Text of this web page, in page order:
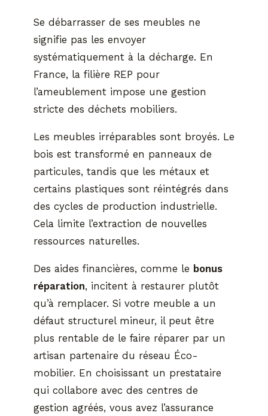
Se débarrasser de ses meubles ne
signifie pas les envoyer
systématiquement à la décharge. En
France, la filière REP pour
l’ameublement impose une gestion
stricte des déchets mobiliers.
Les meubles irréparables sont broyés. Le
bois est transformé en panneaux de
particules, tandis que les métaux et
certains plastiques sont réintégrés dans
des cycles de production industrielle.
Cela limite l’extraction de nouvelles
ressources naturelles.
Des aides financières, comme le bonus
réparation, incitent à restaurer plutôt
qu’à remplacer. Si votre meuble a un
défaut structurel mineur, il peut être
plus rentable de le faire réparer par un
artisan partenaire du réseau Éco-
mobilier. En choisissant un prestataire
qui collabore avec des centres de
gestion agréés, vous avez l’assurance